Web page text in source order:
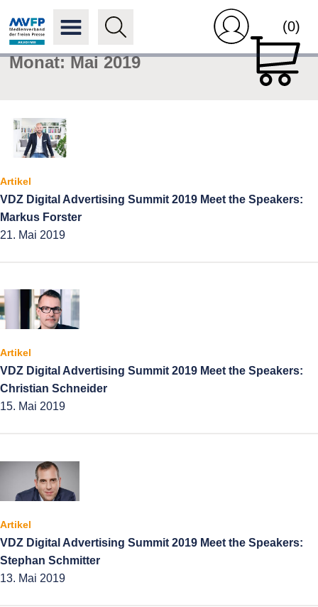
(0)
Monat:Mai 2019
Artikel
VDZ Digital Advertising Summit 2019 Meet the Speakers:
Markus Forster
21. Mai 2019
Artikel
VDZ Digital Advertising Summit 2019 Meet the Speakers:
Christian Schneider
15. Mai 2019
Artikel
VDZ Digital Advertising Summit 2019 Meet the Speakers:
Stephan Schmitter
13. Mai 2019